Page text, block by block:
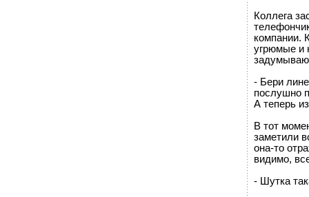
Коллега
компании.
угрюмые и
- Бери
послушно
А теперь
В тот
заметили
она-то
видимо,
- Шутка